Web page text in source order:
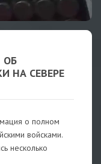
ОБ
НА СЕВЕРЕ
о полном
войсками.
несколько